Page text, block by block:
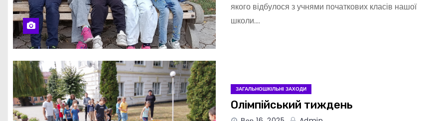
якого відбулося з учнями початкових класів нашої
школи.…
ЗАГАЛЬНОШКІЛЬНІ ЗАХОДИ
Олімпійський тиждень